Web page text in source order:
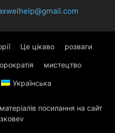
Це цікаво розваги
мистецтво
Українська
посилання на сайт